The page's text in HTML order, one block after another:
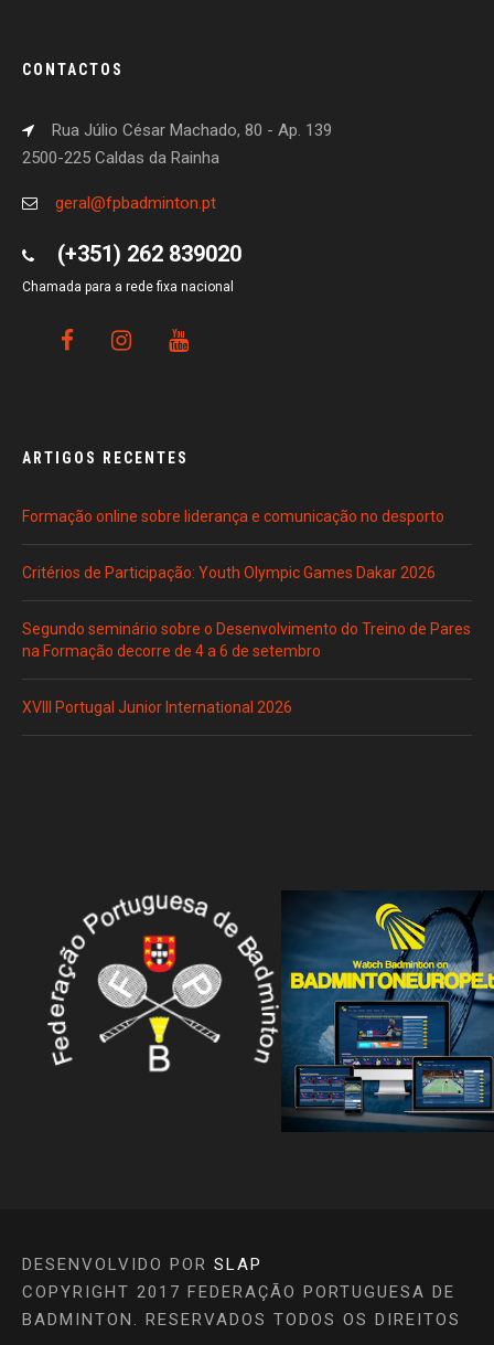
CONTACTOS
Rua Júlio César Machado, 80 - Ap. 139
2500-225 Caldas da Rainha
geral@fpbadminton.pt
(+351) 262 839020
Chamada para a rede fixa nacional
ARTIGOS RECENTES
Formação online sobre liderança e comunicação no desporto
Critérios de Participação: Youth Olympic Games Dakar 2026
Segundo seminário sobre o Desenvolvimento do Treino de Pares
na Formação decorre de 4 a 6 de setembro
XVIII Portugal Junior International 2026
DESENVOLVIDO POR SLAP
COPYRIGHT 2017 FEDERAÇÃO PORTUGUESA DE
BADMINTON. RESERVADOS TODOS OS DIREITOS